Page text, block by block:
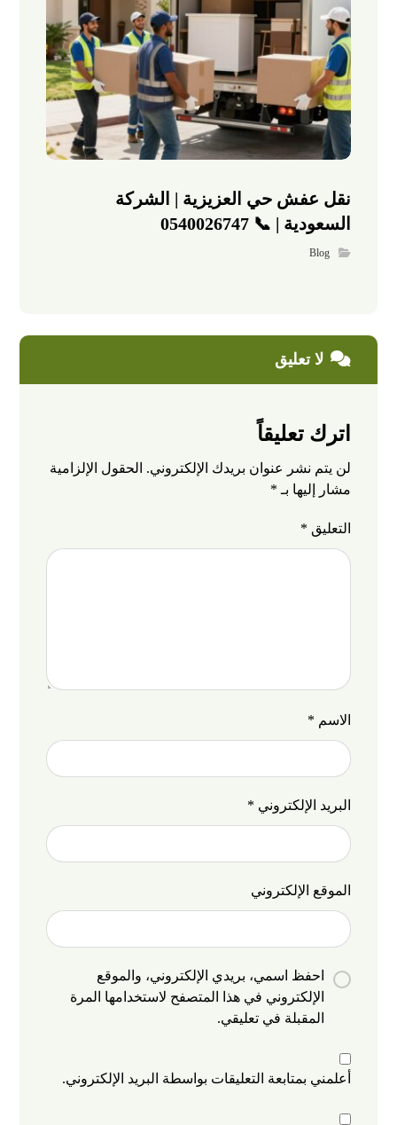
نقل عفش حي العزيزية | الشركة
السعودية | 📞 0540026747
Blog
لا تعليق
اترك تعليقاً
لن يتم نشر عنوان بريدك الإلكتروني. الحقول الإلزامية
مشار إليها بـ *
التعليق *
الاسم *
البريد الإلكتروني *
الموقع الإلكتروني
احفظ اسمي، بريدي الإلكتروني، والموقع
الإلكتروني في هذا المتصفح لاستخدامها المرة
المقبلة في تعليقي.
أعلمني بمتابعة التعليقات بواسطة البريد الإلكتروني.